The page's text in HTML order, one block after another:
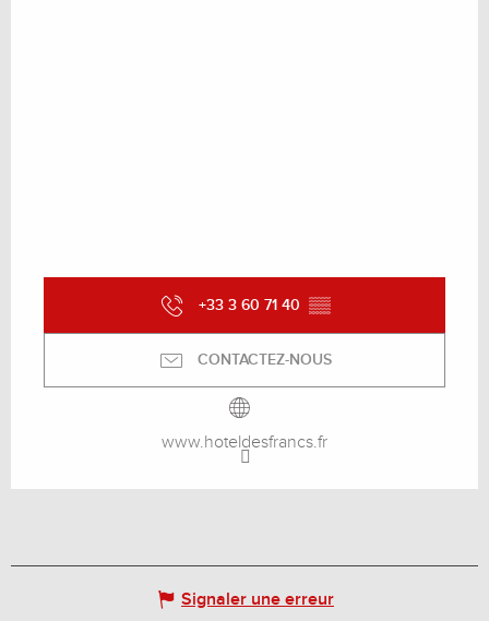
+33 3 60 71 40 ▒▒
CONTACTEZ-NOUS
www.hoteldesfrancs.fr
Signaler une erreur